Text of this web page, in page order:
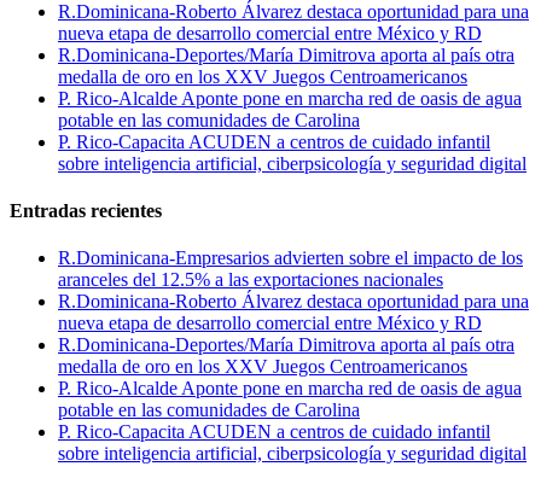
R.Dominicana-Roberto Álvarez destaca oportunidad para una
nueva etapa de desarrollo comercial entre México y RD
R.Dominicana-Deportes/María Dimitrova aporta al país otra
medalla de oro en los XXV Juegos Centroamericanos
P. Rico-Alcalde Aponte pone en marcha red de oasis de agua
potable en las comunidades de Carolina
P. Rico-Capacita ACUDEN a centros de cuidado infantil
sobre inteligencia artificial, ciberpsicología y seguridad digital
Entradas recientes
R.Dominicana-Empresarios advierten sobre el impacto de los
aranceles del 12.5% a las exportaciones nacionales
R.Dominicana-Roberto Álvarez destaca oportunidad para una
nueva etapa de desarrollo comercial entre México y RD
R.Dominicana-Deportes/María Dimitrova aporta al país otra
medalla de oro en los XXV Juegos Centroamericanos
P. Rico-Alcalde Aponte pone en marcha red de oasis de agua
potable en las comunidades de Carolina
P. Rico-Capacita ACUDEN a centros de cuidado infantil
sobre inteligencia artificial, ciberpsicología y seguridad digital